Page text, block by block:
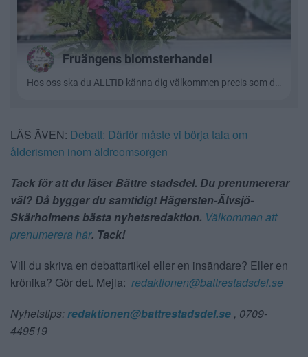
LÄS ÄVEN: Debatt: Därför måste vi börja tala om
ålderismen inom äldreomsorgen
Tack för att du läser Bättre stadsdel. Du prenumererar
väl? Då bygger du samtidigt Hägersten-Älvsjö-
Skärholmens bästa nyhetsredaktion. Välkommen att
prenumerera här. Tack!
Vill du skriva en debattartikel eller en insändare? Eller en
krönika? Gör det. Mejla: redaktionen@battrestadsdel.se
Nyhetstips:redaktionen@battrestadsdel.se , 0709-
449519